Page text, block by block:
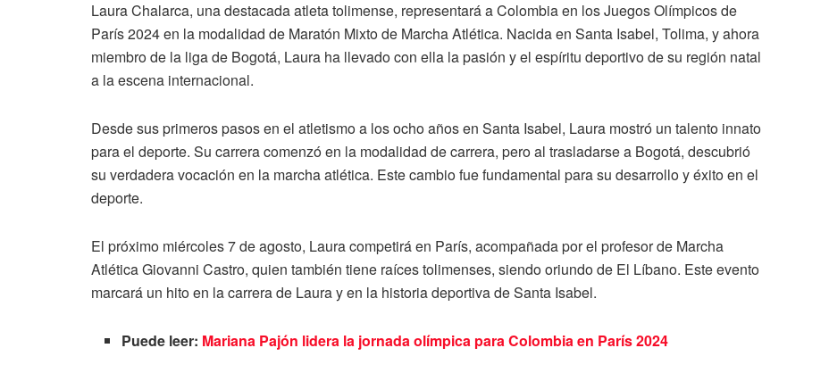
Laura Chalarca, una destacada atleta tolimense, representará a Colombia en los Juegos Olímpicos de
París 2024 en la modalidad de Maratón Mixto de Marcha Atlética. Nacida en Santa Isabel, Tolima, y ahora
miembro de la liga de Bogotá, Laura ha llevado con ella la pasión y el espíritu deportivo de su región natal
a la escena internacional.
Desde sus primeros pasos en el atletismo a los ocho años en Santa Isabel, Laura mostró un talento innato
para el deporte. Su carrera comenzó en la modalidad de carrera, pero al trasladarse a Bogotá, descubrió
su verdadera vocación en la marcha atlética. Este cambio fue fundamental para su desarrollo y éxito en el
deporte.
El próximo miércoles 7 de agosto, Laura competirá en París, acompañada por el profesor de Marcha
Atlética Giovanni Castro, quien también tiene raíces tolimenses, siendo oriundo de El Líbano. Este evento
marcará un hito en la carrera de Laura y en la historia deportiva de Santa Isabel.
Puede leer: Mariana Pajón lidera la jornada olímpica para Colombia en París 2024